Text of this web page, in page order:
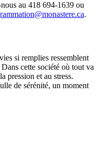
au 418 694-1639 ou
.
si remplies ressemblent
cette société où tout va
pression et au stress.
de sérénité, un moment